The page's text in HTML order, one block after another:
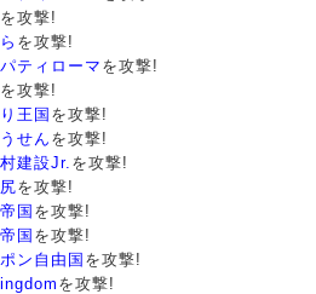
を攻撃!
を攻撃!
ティローマ を攻撃!
を攻撃!
王国 を攻撃!
せん を攻撃!
建設Jr.を攻撃!
を攻撃!
国 を攻撃!
国 を攻撃!
ン自由国 を攻撃!
を攻撃!